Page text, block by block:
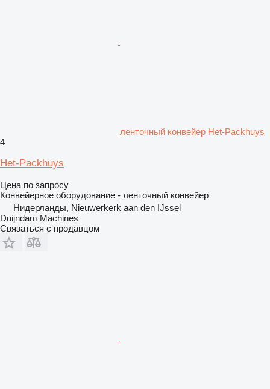
ленточный конвейер Het-Packhuys
4
Het-Packhuys
Цена по запросу
Конвейерное оборудование - ленточный конвейер
Нидерланды, Nieuwerkerk aan den IJssel
Duijndam Machines
Связаться с продавцом